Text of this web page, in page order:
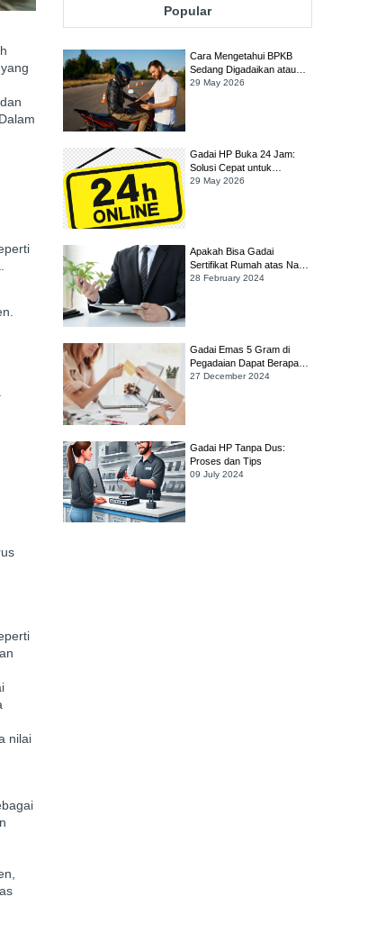
nilai
Popular
Cara Mengetahui BPKB
Sedang Digadaikan atau
Tidak
29 May 2026
Gadai HP Buka 24 Jam:
Solusi Cepat untuk
Kebutuhan Darurat
29 May 2026
Apakah Bisa Gadai
Sertifikat Rumah atas Nama
Orang Tua yang Sudah
28 February 2024
Gadai Emas 5 Gram di
Pegadaian Dapat Berapa?
Simak Cara Hitungnya!
27 December 2024
Gadai HP Tanpa Dus:
Proses dan Tips
09 July 2024